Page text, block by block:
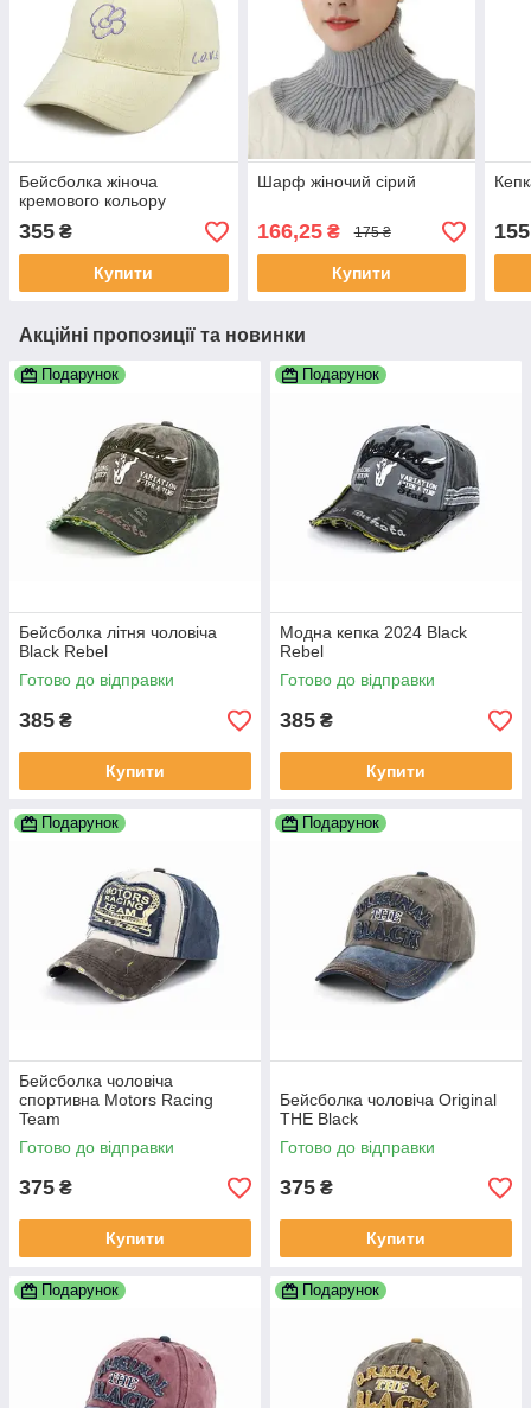
Бейсболка жіноча
кремового кольору
355 ₴
Купити
Шарф жіночий сірий
166,25₴ 175 ₴
Купити
155
Акційні пропозиції та новинки
Подарунок
Бейсболка літня чоловіча
Black Rebel
Готово до відправки
385 ₴
Купити
Подарунок
Модна кепка 2024 Black
Rebel
Готово до відправки
385 ₴
Купити
Подарунок
Бейсболка чоловіча
спортивна Motors Racing
Team
Готово до відправки
375 ₴
Купити
Подарунок
Бейсболка чоловіча Original
THE Black
Готово до відправки
375 ₴
Купити
Подарунок Подарунок